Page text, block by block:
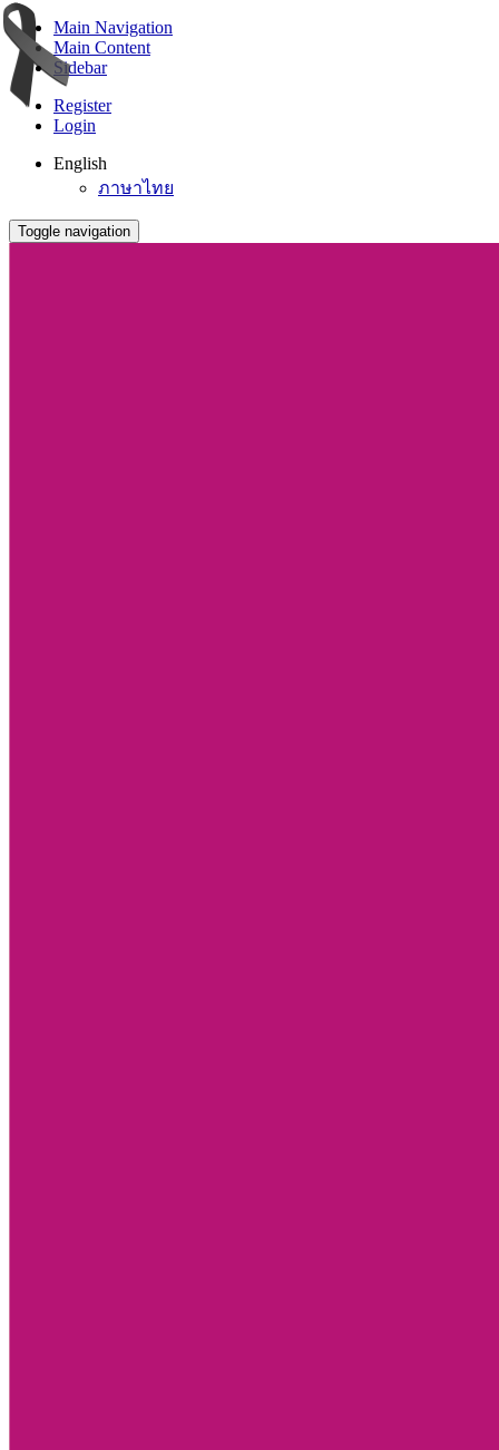
Main Navigation
Main Content
Sidebar
Register
Login
English
ภาษาไทย
Toggle navigation